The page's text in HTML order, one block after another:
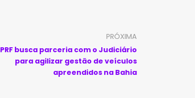
PRÓXIMA
PRF busca parceria com o Judiciário
para agilizar gestão de veículos
apreendidos na Bahia